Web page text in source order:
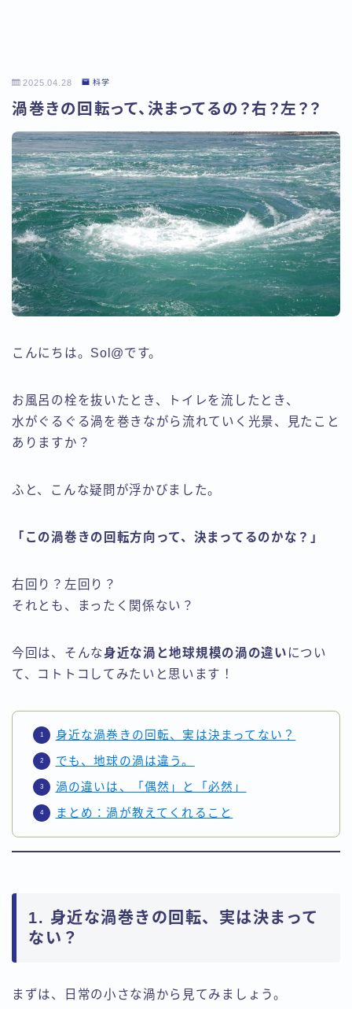
2025.04.28 科学
渦巻きの回転って、決まってるの？右？左？？
こんにちは。Sol@です。
お風呂の栓を抜いたとき、トイレを流したとき、
水がぐるぐる渦を巻きながら流れていく光景、見たこと
ありますか？
ふと、こんな疑問が浮かびました。
「この渦巻きの回転方向って、決まってるのかな？」
右回り？左回り？
それとも、まったく関係ない？
今回は、そんな身近な渦と地球規模の渦の違い につい
て、コトトコしてみたいと思います！
身近な渦巻きの回転、実は決まってない？
でも、地球の渦は違う。
渦の違いは、「偶然」と「必然」
まとめ：渦が教えてくれること
1. 身近な渦巻きの回転、実は決まって
ない？
まずは、日常の小さな渦から見てみましょう。